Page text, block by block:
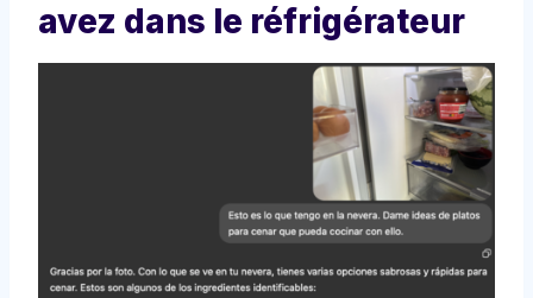
avez dans le réfrigérateur